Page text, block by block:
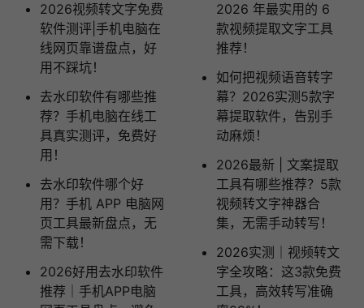
2026视频转文字免费
软件测评|手机电脑在
线网页靠谱盘点，好
用不踩坑！
去水印软件有哪些推
荐？手机电脑在线工
具真实测评，免费好
用！
去水印软件哪个好
用？手机 APP 电脑网
页工具最新盘点，无
需下载！
2026好用去水印软件
推荐｜手机APP电脑
2026 年最实用的 6
款视频提取文字工具
推荐！
如何把视频语音转字
幕？2026实测5款字
幕提取软件，告别手
动麻烦！
2026最新 | 文案提取
工具有哪些推荐？5款
视频转文字神器合
集，无需手动转写！
2026实测｜视频转文
字全攻略：这3款免费
工具，高效转写准确